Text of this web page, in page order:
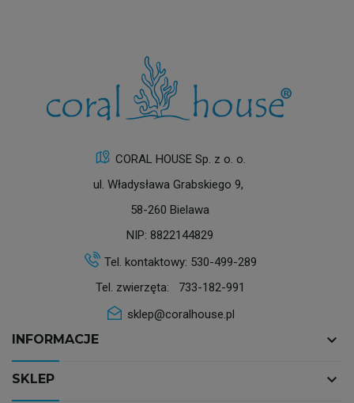
CORAL HOUSE Sp. z o. o.
ul. Władysława Grabskiego 9,
58-260 Bielawa
NIP: 8822144829
Tel. kontaktowy: 530-499-289
Tel. zwierzęta: 733-182-991
sklep@coralhouse.pl
INFORMACJE keyboard_arrow_down
SKLEP keyboard_arrow_down